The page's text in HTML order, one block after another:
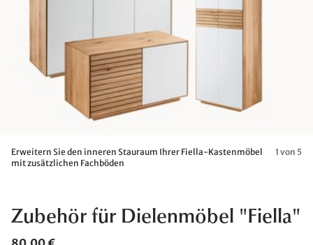
Erweitern Sie den inneren Stauraum Ihrer Fiella-Kastenmöbel
mit zusätzlichen Fachböden
1 von 5
Zubehör für Dielenmöbel "Fiella"